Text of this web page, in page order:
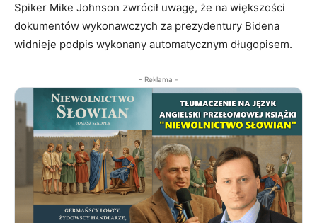
Spiker Mike Johnson zwrócił uwagę, że na większości
dokumentów wykonawczych za prezydentury Bidena
widnieje podpis wykonany automatycznym długopisem.
- Reklama -